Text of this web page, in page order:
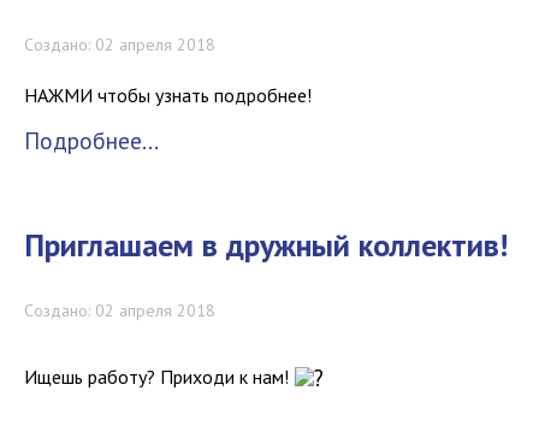
Создано: 02 апреля 2018
НАЖМИ чтобы узнать подробнее!
Подробнее...
Приглашаем в дружный коллектив!
Создано: 02 апреля 2018
Ищешь работу? Приходи к нам!